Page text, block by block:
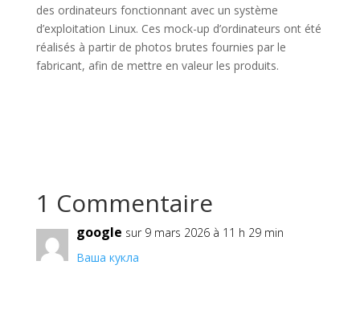
des ordinateurs fonctionnant avec un système
d’exploitation Linux. Ces mock-up d’ordinateurs ont été
réalisés à partir de photos brutes fournies par le
fabricant, afin de mettre en valeur les produits.
1 Commentaire
google sur 9 mars 2026 à 11 h 29 min
Ваша кукла